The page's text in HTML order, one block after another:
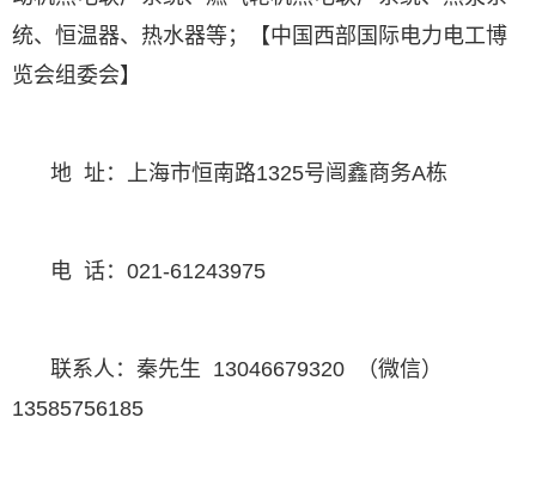
统、恒温器、热水器等；【中国西部国际电力电工博
览会组委会】
地 址：上海市恒南路1325号闿鑫商务A栋
电 话：021-61243975
联系人：秦先生 13046679320 （微信）
13585756185